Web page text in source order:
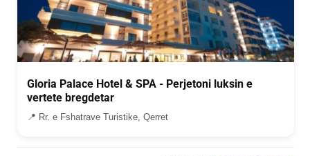
Gloria Palace Hotel & SPA - Perjetoni luksin e
vertete bregdetar
📍 Rr. e Fshatrave Turistike, Qerret